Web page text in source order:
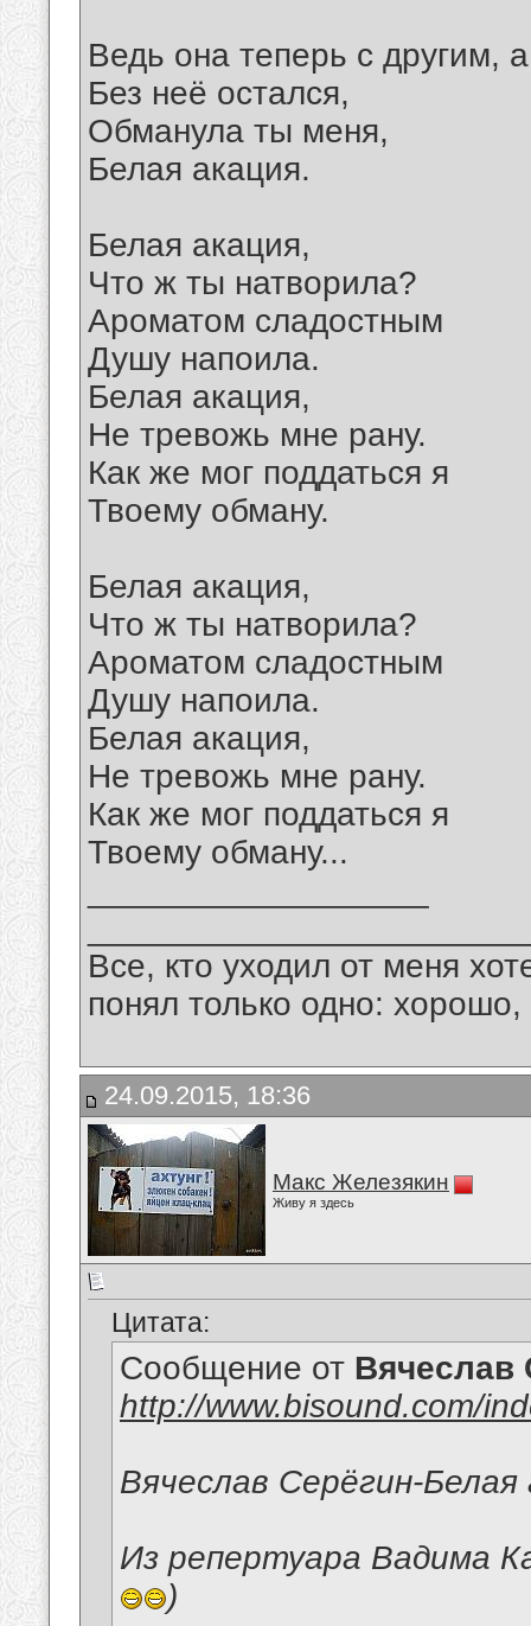
Ведь она теперь с другим,
Без неё остался,
Обманула ты меня,
Белая акация.
Белая акация,
Что ж ты натворила?
Ароматом сладостным
Душу напоила.
Белая акация,
Не тревожь мне рану.
Как же мог поддаться я
Твоему обману.
Белая акация,
Что ж ты натворила?
Ароматом сладостным
Душу напоила.
Белая акация,
Не тревожь мне рану.
Как же мог поддаться я
Твоему обману...
Все, кто уходил от меня
понял только одно:
24.09.2015, 18:36
Макс Железякин
Живу я здесь
Цитата:
Сообщение от Вячеслав
http://www.bisound.com/
Вячеслав Серёгин-Белая
Из репертуара Вадима
)